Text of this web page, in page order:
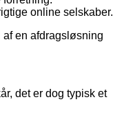
online selskaber.
en afdragsløsning
det er dog typisk et